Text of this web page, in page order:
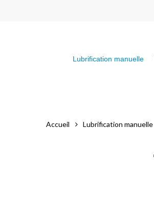
Lubrification manuelle
Accueil Lubrification manuelle